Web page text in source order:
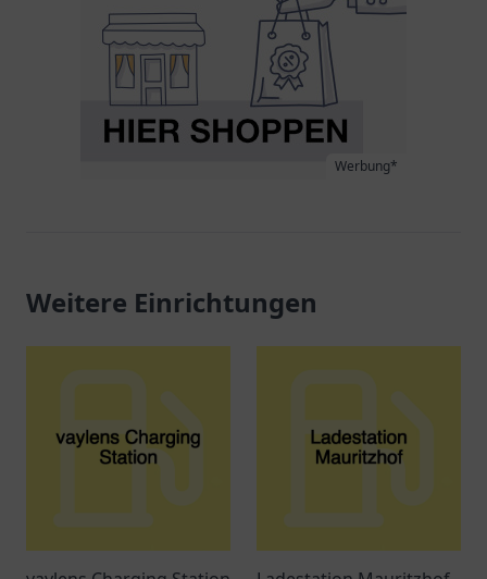
Werbung*
Weitere Einrichtungen